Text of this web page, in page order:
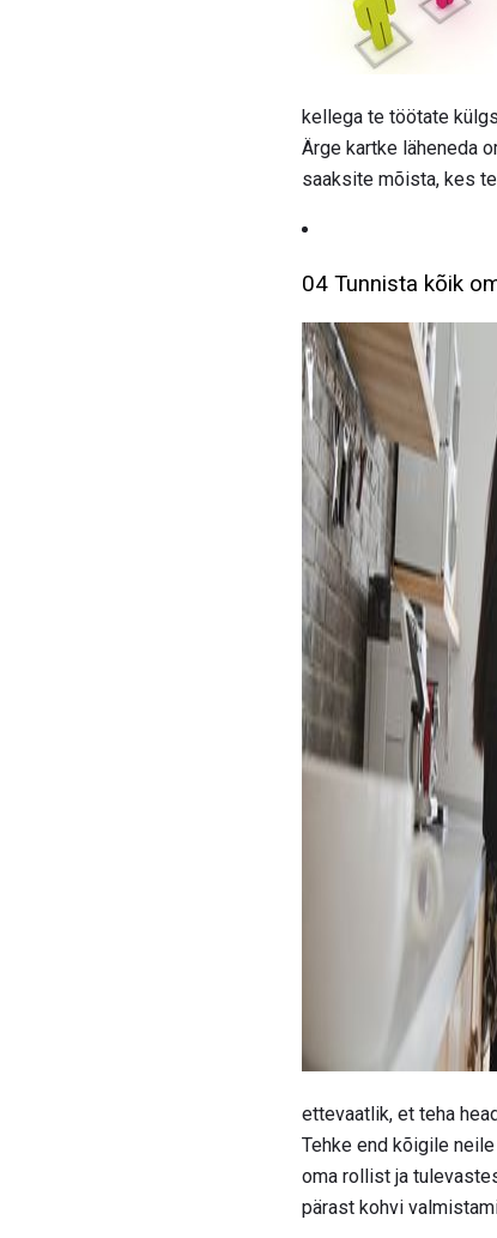
kellega te töötate
Ärge kartke läheneda
saaksite mõista, kes
04 Tunnista kõik
ad
ettevaatlik, et teha
Tehke end kõigile
oma rollist ja
pärast kohvi